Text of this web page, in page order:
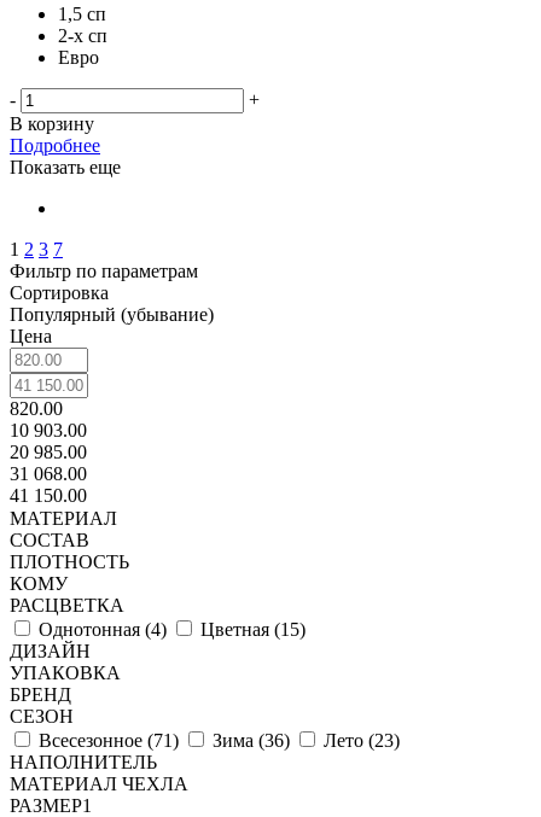
1,5 сп
2-х сп
Евро
-
+
В корзину
Подробнее
Показать еще
1 2 3 7
Фильтр по параметрам
Сортировка
Популярный (убывание)
Цена
820.00
10 903.00
20 985.00
31 068.00
41 150.00
МАТЕРИАЛ
СОСТАВ
ПЛОТНОСТЬ
КОМУ
РАСЦВЕТКА
Однотонная (4) Цветная (15)
ДИЗАЙН
УПАКОВКА
БРЕНД
СЕЗОН
Всесезонное (71) Зима (36) Лето (23)
НАПОЛНИТЕЛЬ
МАТЕРИАЛ ЧЕХЛА
РАЗМЕР1